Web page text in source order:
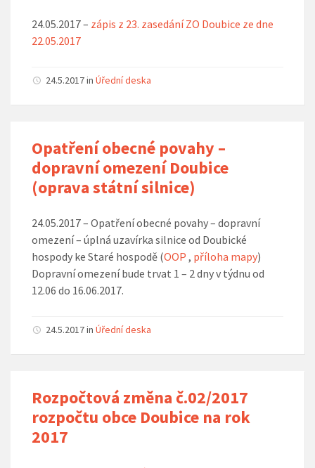
24.05.2017 – zápis z 23. zasedání ZO Doubice ze dne
22.05.2017
24.5.2017in Úřední deska
Opatření obecné povahy –
dopravní omezení Doubice
(oprava státní silnice)
24.05.2017 – Opatření obecné povahy – dopravní
omezení – úplná uzavírka silnice od Doubické
hospody ke Staré hospodě (OOP , příloha mapy)
Dopravní omezení bude trvat 1 – 2 dny v týdnu od
12.06 do 16.06.2017.
24.5.2017in Úřední deska
Rozpočtová změna č.02/2017
rozpočtu obce Doubice na rok
2017